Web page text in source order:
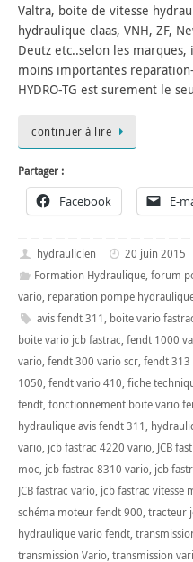
Valtra, boite de vitesse
hydraulique claas, VNH, ZF,
Deutz etc..selon les
moins importantes
HYDRO-TG est surement le
continuer à lire
Partager :
Facebook E-
hydraulicien
20 juin 2015
Formation Hydraulique, forum
vario, reparation pompe
avis fendt 311, boite vario
boite vario jcb fastrac, fendt 1000
vario, fendt 300 vario scr, fendt 313
1050, fendt vario 410, fiche
fendt, fonctionnement boite vario
hydraulique avis fendt 311,
vario, jcb fastrac 4220 vario, JCB
moc, jcb fastrac 8310 vario, jcb
JCB fastrac vario, jcb fastrac vitesse
schéma moteur fendt 900, tracteur
hydraulique vario fendt,
transmission Vario, transmission